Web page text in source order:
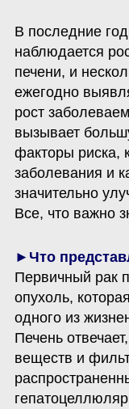
В последние
наблюдается
печени, и
ежегодно
рост
вызывает
факторы риска,
заболевания и
значительно
Все, что важно
Первичный рак
опухоль,
одного из
Печень
веществ и